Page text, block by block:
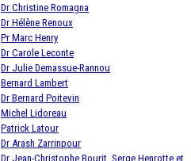
Dr Christine Romagna
Dr Hélène Renoux
Pr Marc Henry
Dr Carole Leconte
Dr Julie Demassue-Rannou
Bernard Lambert
Dr Bernard Poitevin
Michel Lidoreau
Patrick Latour
Dr Arash Zarrinpour
Dr Jean-Christophe Bourit, Serge Henrotte et